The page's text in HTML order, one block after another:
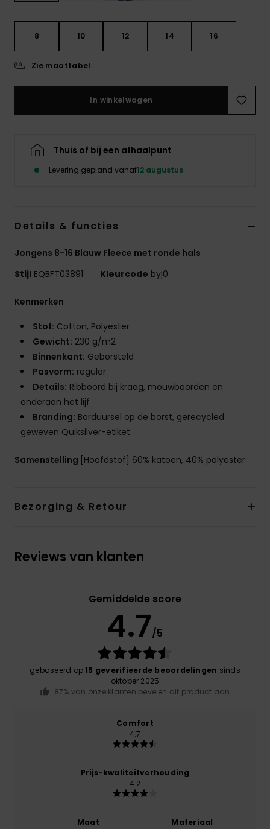
8 10 12 14 16
Zie maattabel
In winkelwagen
Thuis of bij een afhaalpunt
Levering gepland vanaf12 augustus
Details & functies
Jongens 8-16 Blauw Fleece met ronde hals
Stijl EQBFT03891 Kleurcode byj0
Kenmerken
Stof: Cotton, Polyester
Gewicht: 230 g/m2
Binnenkant: Geborsteld
Pasvorm: regular
Details: Ribboord bij kraag, mouwboorden en
onderaan het lijf
Branding: Borduursel op de borst, gerecycled
geweven Quiksilver-etiket
Samenstelling [Hoofdstof] 60% katoen, 40% polyester
Bezorging & Retour
Reviews van klanten
Gemiddelde score
4.7/5
gebaseerd op 15 geverifieerde beoordelingen sinds
oktober 2025
87% van onze klanten bevelen dit product aan
Comfort
4.7
Prijs-kwaliteitverhouding
4.2
Maat
Materiaal